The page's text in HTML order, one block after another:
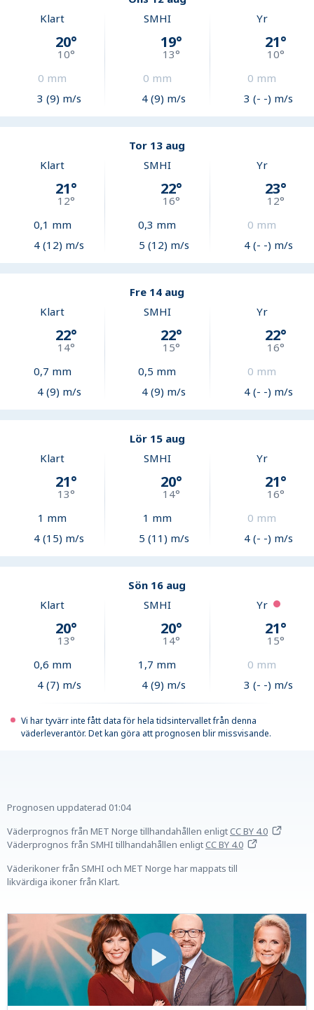
Klart
20°
10°
0 mm
3 (9) m/s
SMHI
19°
13°
0 mm
4 (9) m/s
Yr
21°
10°
0 mm
3 (- -) m/s
Tor 13 aug
Klart
21°
12°
0,1 mm
4 (12) m/s
SMHI
22°
16°
0,3 mm
5 (12) m/s
Yr
23°
12°
0 mm
4 (- -) m/s
Fre 14 aug
Klart
22°
14°
0,7 mm
4 (9) m/s
SMHI
22°
15°
0,5 mm
4 (9) m/s
Yr
22°
16°
0 mm
4 (- -) m/s
Lör 15 aug
Klart
21°
13°
1 mm
4 (15) m/s
SMHI
20°
14°
1 mm
5 (11) m/s
Yr
21°
16°
0 mm
4 (- -) m/s
Sön 16 aug
Klart
20°
13°
0,6 mm
4 (7) m/s
SMHI
20°
14°
1,7 mm
4 (9) m/s
Yr
21°
15°
0 mm
3 (- -) m/s
Vi har tyvärr inte fått data för hela tidsintervallet från denna
väderleverantör. Det kan göra att prognosen blir missvisande.
Prognosen uppdaterad 01:04
Väderprognos från MET Norge tillhandahållen enligtCC BY 4.0
Väderprognos från SMHI tillhandahållen enligtCC BY 4.0
Väderikoner från SMHI och MET Norge har mappats till
likvärdiga ikoner från Klart.